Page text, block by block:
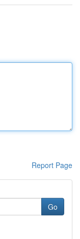
Report Page
Go